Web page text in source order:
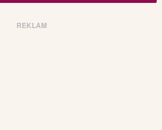
REKLAM